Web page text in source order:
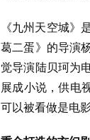
《九州天空城》
葛二蛋》的导演
觉导演陆贝珂为
展成小说，供电
可以被看做是电